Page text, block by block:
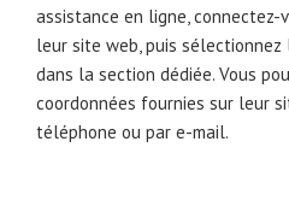
assistance en ligne,
leur site web, puis sélectionnez
dans la section dédiée. Vous
coordonnées fournies sur leur
téléphone ou par e-mail.